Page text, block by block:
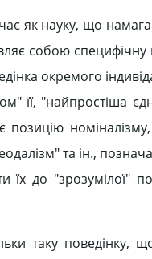
як науку, що
собою
окремого
її, "найпростіша
позицію
та ін.,
їх до "зрозумілої"
таку поведінку,